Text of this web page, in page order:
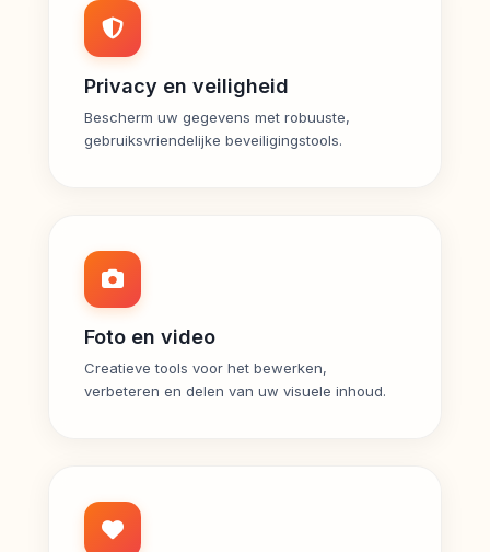
Privacy en veiligheid
Bescherm uw gegevens met robuuste,
gebruiksvriendelijke beveiligingstools.
Foto en video
Creatieve tools voor het bewerken,
verbeteren en delen van uw visuele inhoud.